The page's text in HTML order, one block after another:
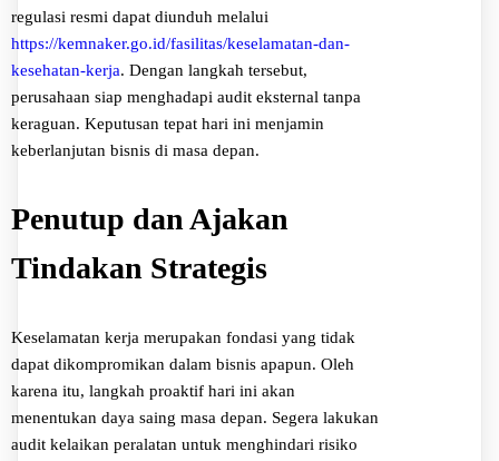
regulasi resmi dapat diunduh melalui
https://kemnaker.go.id/fasilitas/keselamatan-dan-
kesehatan-kerja. Dengan langkah tersebut,
perusahaan siap menghadapi audit eksternal tanpa
keraguan. Keputusan tepat hari ini menjamin
keberlanjutan bisnis di masa depan.
Penutup dan Ajakan
Tindakan Strategis
Keselamatan kerja merupakan fondasi yang tidak
dapat dikompromikan dalam bisnis apapun. Oleh
karena itu, langkah proaktif hari ini akan
menentukan daya saing masa depan. Segera lakukan
audit kelaikan peralatan untuk menghindari risiko